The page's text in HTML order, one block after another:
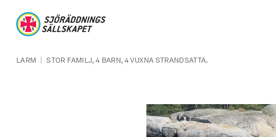
LARM | STOR FAMILJ, 4 BARN, 4 VUXNA STRANDSATTA.